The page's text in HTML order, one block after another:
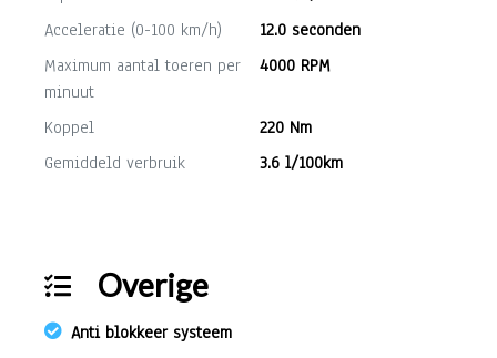
Acceleratie (0-100 km/h)
12.0 seconden
Maximum aantal toeren per
minuut
4000 RPM
Koppel
220 Nm
Gemiddeld verbruik
3.6 l/100km
Overige
Anti blokkeer systeem